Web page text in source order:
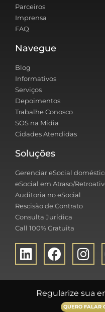
Parceiros
Imprensa
FAQ
Navegue
Blog
Informativos
Serviços
Depoimentos
Trabalhe Conosco
SOS na Mídia
Cidades Atendidas
Soluções
Gerenciar eSocial
eSocial em Atraso/
Auditoria no eSocial
Rescisão de Contrato
Consulta Jurídica
Call 100% Gratuita
Regularize sua
QUERO FALAR